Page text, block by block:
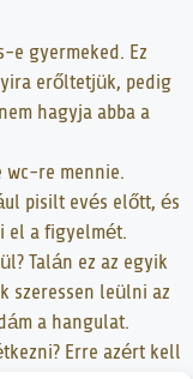
gyermeked. Ez
erőltetjük, pedig
hagyja abba a
re mennie.
pisilt evés előtt, és
el a figyelmét.
Talán ez az egyik
szeressen leülni az
a hangulat.
Erre azért kell